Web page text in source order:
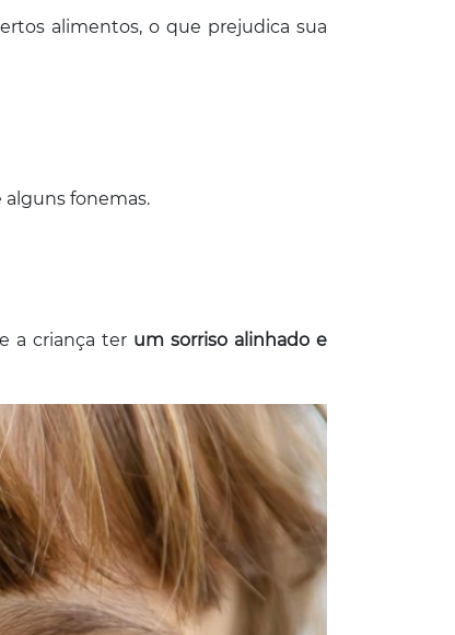
alimentos, o que prejudica sua
alguns fonemas.
a criança ter um sorriso alinhado e